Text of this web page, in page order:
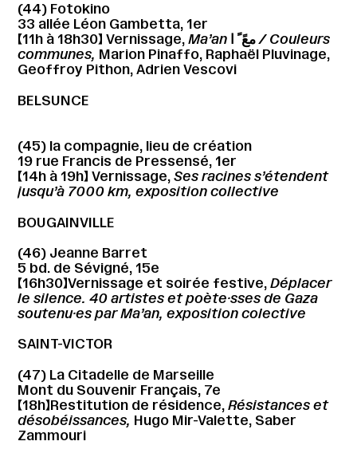
(44) Fotokino
33 allée Léon Gambetta, 1er
【11h à 18h30】 Vernissage,Ma’an معً ً ا/ Couleurs
communes, Marion Pinaffo, Raphaël Pluvinage,
Geoffroy Pithon, Adrien Vescovi
BELSUNCE
(45) la compagnie, lieu de création
19 rue Francis de Pressensé, 1er
【14h à 19h】 Vernissage,Ses racines s’étendent
jusqu’à 7000 km, exposition collective
BOUGAINVILLE
(46) Jeanne Barret
5 bd. de Sévigné, 15e
【16h30】Vernissage et soirée festive,Déplacer
le silence. 40 artistes et poète·sses de Gaza
soutenu·es par Ma’an, exposition colective
SAINT-VICTOR
(47) La Citadelle de Marseille
Mont du Souvenir Français, 7e
【18h】Restitution de résidence,Résistances et
désobéissances, Hugo Mir-Valette, Saber
Zammouri